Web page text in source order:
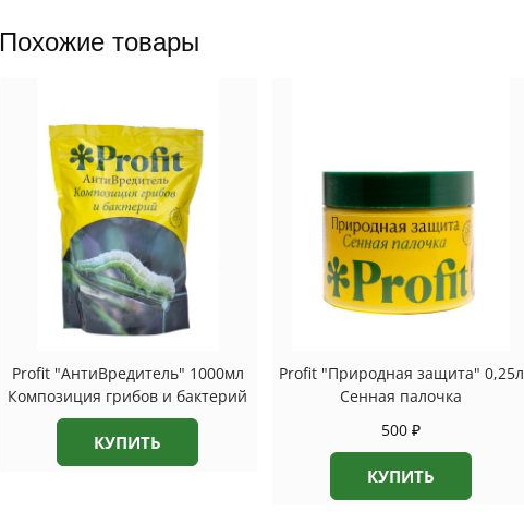
Похожие товары
Profit "АнтиВредитель" 1000мл
Композиция грибов и бактерий
КУПИТЬ
Profit "Природная защита" 0,25л
Сенная палочка
500 ₽
КУПИТЬ